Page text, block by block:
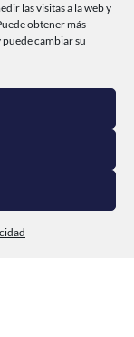
las visitas a la web y
obtener más
puede cambiar su